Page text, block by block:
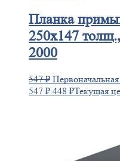
Планка
250х147
2000
547₽
547 ₽.448 ₽Текущая